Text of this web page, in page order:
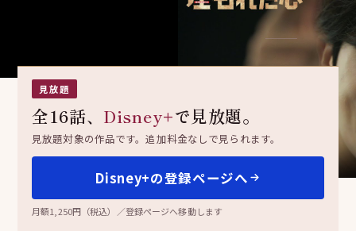
보물섬
見放題
全16話、 Disney+で見放題。
見放題対象の作品です。追加料金なしで見られます。
Disney+の登録ページへ
月額1,250円（税込）／登録ページへ移動します